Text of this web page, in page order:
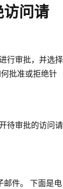
问请
行审批，并选择
批准或拒绝针
待审批的访问请
邮件。 下面是电